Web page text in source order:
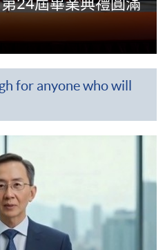
24屆畢業典禮圓滿
for anyone who will